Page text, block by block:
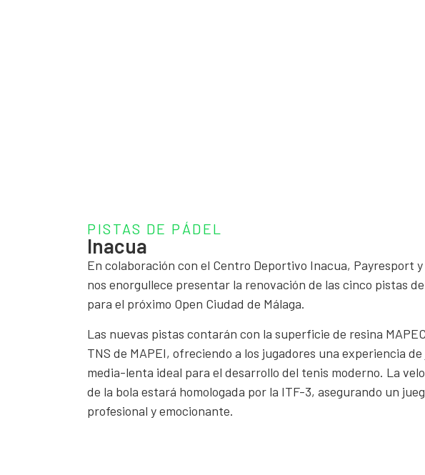
PISTAS DE PÁDEL
Inacua
En colaboración con el Centro Deportivo Inacua, Payresport y
nos enorgullece presentar la renovación de las cinco pistas
para el próximo Open Ciudad de Málaga.
Las nuevas pistas contarán con la superficie de resina
TNS de MAPEI, ofreciendo a los jugadores una experiencia de
media-lenta ideal para el desarrollo del tenis moderno. La
de la bola estará homologada por la ITF-3, asegurando un
profesional y emocionante.